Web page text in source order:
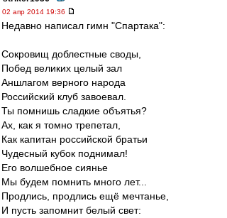
02 апр 2014 19:36
Недавно написал гимн "Спартака":
Сокровищ доблестные своды,
Побед великих целый зал
Аншлагом верного народа
Российский клуб завоевал.
Ты помнишь сладкие объятья?
Ах, как я томно трепетал,
Как капитан российской братьи
Чудесный кубок поднимал!
Его волшебное сиянье
Мы будем помнить много лет...
Продлись, продлись ещё мечтанье,
И пусть запомнит белый свет: